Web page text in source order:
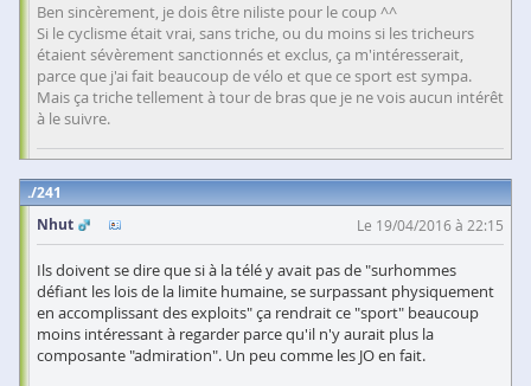
Ben sincèrement, je dois être niliste pour le coup ^^
Si le cyclisme était vrai, sans triche, ou du moins si les tricheurs
étaient sévèrement sanctionnés et exclus, ça m'intéresserait,
parce que j'ai fait beaucoup de vélo et que ce sport est sympa.
Mais ça triche tellement à tour de bras que je ne vois aucun intérêt
à le suivre.
241
Nhut
Le 19/04/2016 à 22:15
Ils doivent se dire que si à la télé y avait pas de "surhommes
défiant les lois de la limite humaine, se surpassant physiquement
en accomplissant des exploits" ça rendrait ce "sport" beaucoup
moins intéressant à regarder parce qu'il n'y aurait plus la
composante "admiration". Un peu comme les JO en fait.